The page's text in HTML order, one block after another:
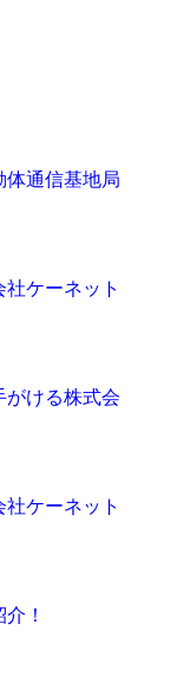
体通信基地局
ケーネット
がける株式会
ケーネット
！